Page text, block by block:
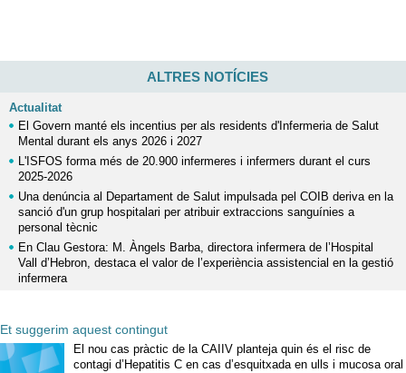
ALTRES NOTÍCIES
Actualitat
El Govern manté els incentius per als residents d'Infermeria de Salut
Mental durant els anys 2026 i 2027
L'ISFOS forma més de 20.900 infermeres i infermers durant el curs
2025-2026
Una denúncia al Departament de Salut impulsada pel COIB deriva en la
sanció d'un grup hospitalari per atribuir extraccions sanguínies a
personal tècnic
En Clau Gestora: M. Àngels Barba, directora infermera de l’Hospital
Vall d’Hebron, destaca el valor de l’experiència assistencial en la gestió
infermera
Et suggerim aquest contingut
El nou cas pràctic de la CAIIV planteja quin és el risc de
contagi d’Hepatitis C en cas d’esquitxada en ulls i mucosa oral